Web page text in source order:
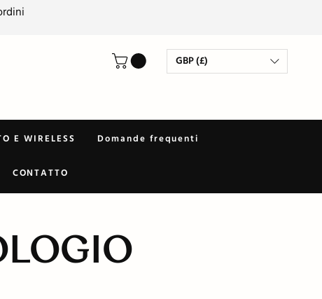
GBP (£)
E WIRELESS Domande frequenti
CONTATTO